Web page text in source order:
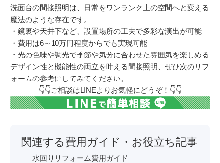
洗面台の間接照明は、日常をワンランク上の空間へと変える
魔法のような存在です。
・鏡裏や天井下など、設置場所の工夫で多彩な演出が可能
・費用は6～10万円程度からでも実現可能
・光の色味や調光で季節や気分に合わせた雰囲気を楽しめる
デザイン性と機能性の両立を叶える間接照明、ぜひ次のリフ
ォームの参考にしてみてください。
👇👇ご相談はLINEよりお気軽にどうぞ！👇👇
関連する費用ガイド・お役立ち記事
水回りリフォーム費用ガイド